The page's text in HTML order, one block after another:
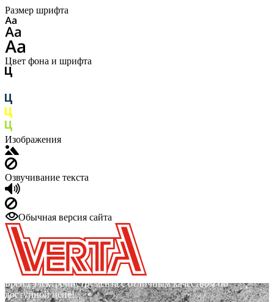
Размер шрифта
Цвет фона и шрифта
Изображения
Озвучивание текста
Обычная версия сайта
Бренд электроинструмента с отличным качеством по
доступной цене!